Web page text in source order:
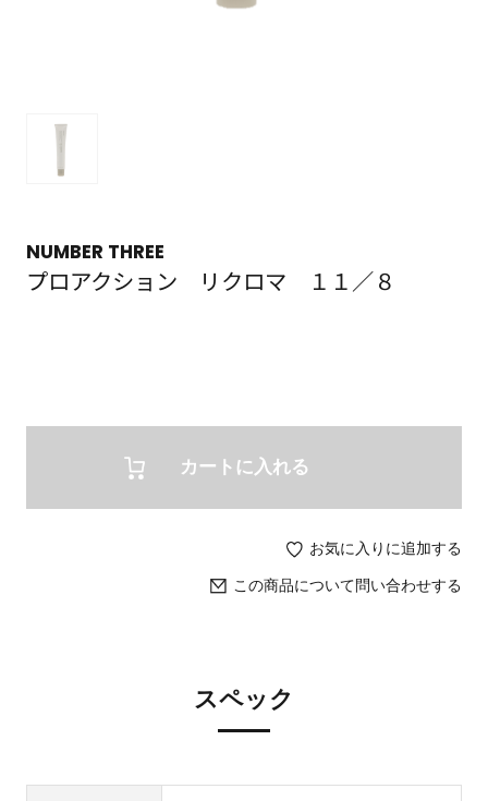
NUMBER THREE
プロアクション リクロマ １１／８
カートに入れる
お気に入りに追加する
この商品について問い合わせする
スペック